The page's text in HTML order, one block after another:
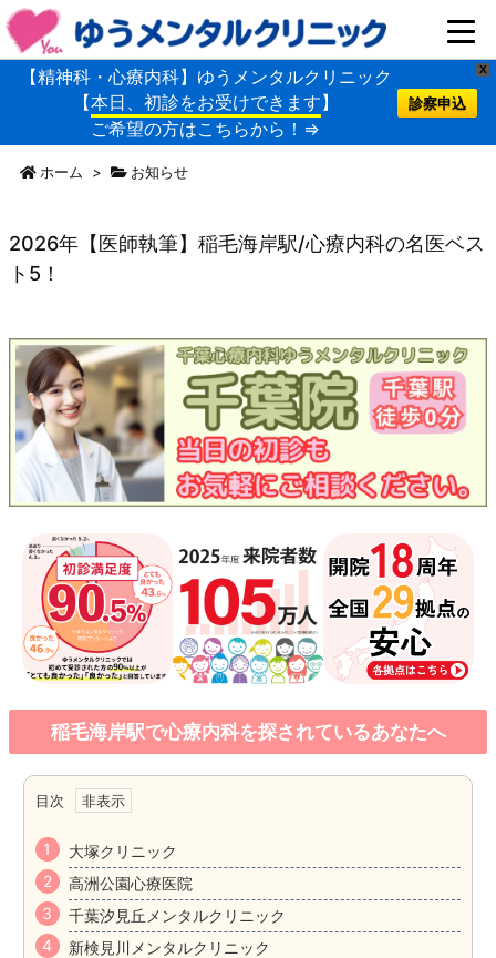
X
【精神科・心療内科】ゆうメンタルクリニック
【本日、初診をお受けできます】
ご希望の方はこちらから！⇒
診察申込
ホーム > お知らせ
2026年【医師執筆】稲毛海岸駅/心療内科の名医ベス
ト5！
稲毛海岸駅で心療内科を探されているあなたへ
目次
大塚クリニック
高洲公園心療医院
千葉汐見丘メンタルクリニック
新検見川メンタルクリニック